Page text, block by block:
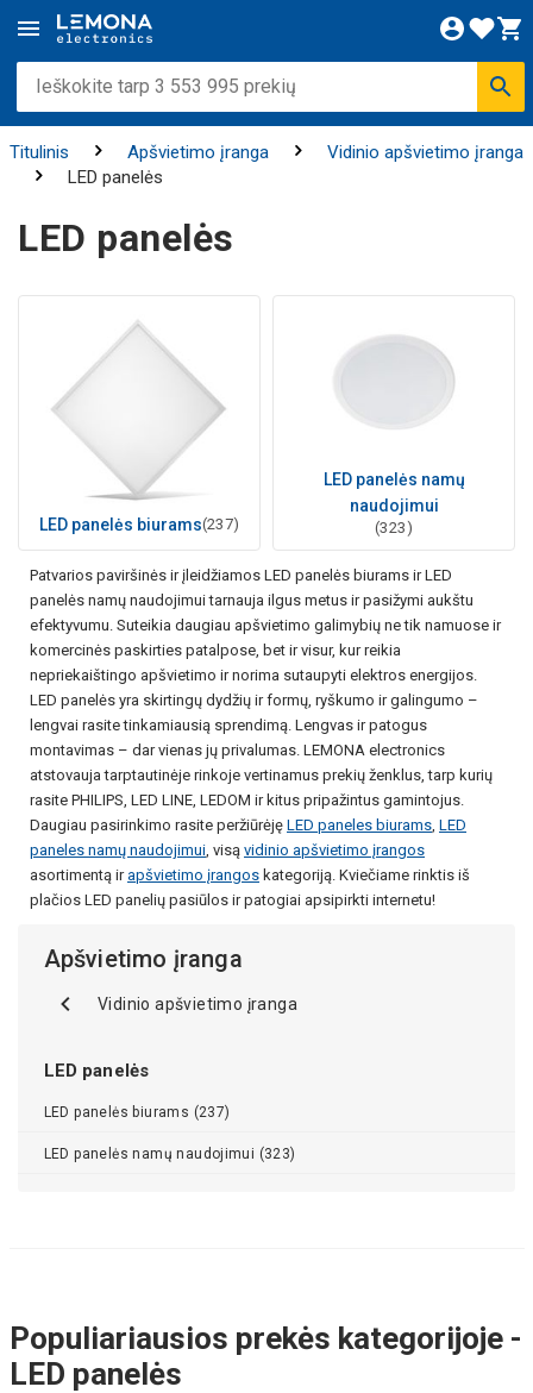
Titulinis Apšvietimo įranga
Vidinio apšvietimo įranga
LED panelės
LED panelės
LED panelės biurams(237)
LED panelės namų
naudojimui
(323)
Patvarios paviršinės ir įleidžiamos LED panelės biurams ir LED
panelės namų naudojimui tarnauja ilgus metus ir pasižymi aukštu
efektyvumu. Suteikia daugiau apšvietimo galimybių ne tik namuose ir
komercinės paskirties patalpose, bet ir visur, kur reikia
nepriekaištingo apšvietimo ir norima sutaupyti elektros energijos.
LED panelės yra skirtingų dydžių ir formų, ryškumo ir galingumo –
lengvai rasite tinkamiausią sprendimą. Lengvas ir patogus
montavimas – dar vienas jų privalumas. LEMONA electronics
atstovauja tarptautinėje rinkoje vertinamus prekių ženklus, tarp kurių
rasite PHILIPS, LED LINE, LEDOM ir kitus pripažintus gamintojus.
Daugiau pasirinkimo rasite peržiūrėję LED paneles biurams LED
paneles namų naudojimui , visą vidinio apšvietimo įrangos
asortimentą irapšvietimo įrangos kategoriją. Kviečiame rinktis iš
plačios LED panelių pasiūlos ir patogiai apsipirkti internetu!
Apšvietimo įranga
Vidinio apšvietimo įranga
LED panelės
LED panelės biurams (237)
LED panelės namų naudojimui (323)
Populiariausios prekės kategorijoje -
LED panelės